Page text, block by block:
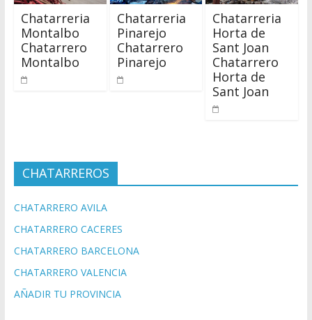
Chatarreria
Montalbo
Chatarrero
Montalbo
Chatarreria
Pinarejo
Chatarrero
Pinarejo
Chatarreria
Horta de
Sant Joan
Chatarrero
Horta de
Sant Joan
CHATARREROS
CHATARRERO AVILA
CHATARRERO CACERES
CHATARRERO BARCELONA
CHATARRERO VALENCIA
AÑADIR TU PROVINCIA